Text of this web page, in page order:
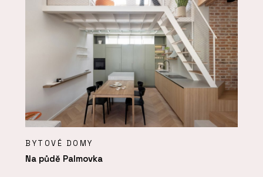
BYTOVÉ DOMY
Na půdě Palmovka